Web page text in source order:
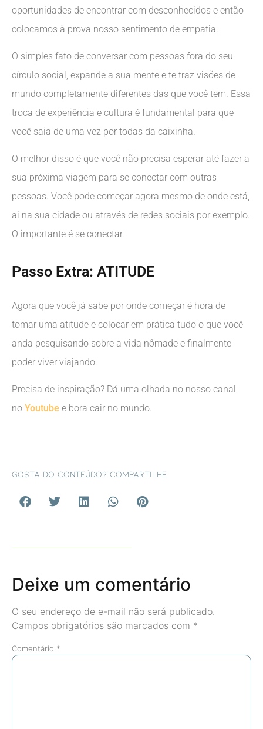
oportunidades de encontrar com desconhecidos e então
colocamos à prova nosso sentimento de empatia.
O simples fato de conversar com pessoas fora do seu
círculo social, expande a sua mente e te traz visões de
mundo completamente diferentes das que você tem. Essa
troca de experiência e cultura é fundamental para que
você saia de uma vez por todas da caixinha.
O melhor disso é que você não precisa esperar até fazer a
sua próxima viagem para se conectar com outras
pessoas. Você pode começar agora mesmo de onde está,
ai na sua cidade ou através de redes sociais por exemplo.
O importante é se conectar.
Passo Extra: ATITUDE
Agora que você já sabe por onde começar é hora de
tomar uma atitude e colocar em prática tudo o que você
anda pesquisando sobre a vida nômade e finalmente
poder viver viajando.
Precisa de inspiração? Dá uma olhada no nosso canal
no Youtube e bora cair no mundo.
Gosta do conteúdo? Compartilhe
Deixe um comentário
O seu endereço de e-mail não será publicado.
Campos obrigatórios são marcados com *
Comentário *